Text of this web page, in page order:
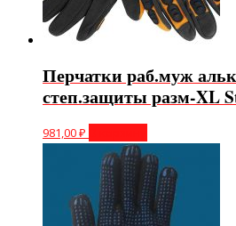
Перчатки раб.муж
степ.защиты разм-XL
981,00₽